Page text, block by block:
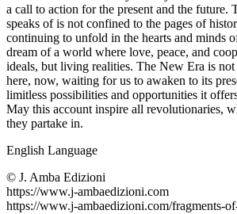
a call to action for the present and the future.
speaks of is not confined to the pages of
continuing to unfold in the hearts and minds
dream of a world where love, peace, and
ideals, but living realities. The New Era is
here, now, waiting for us to awaken to its
limitless possibilities and opportunities it
May this account inspire all revolutionaries,
they partake in.
English Language
© J. Amba Edizioni
https://www.j-ambaedizioni.com
https://www.j-ambaedizioni.com/fragments-